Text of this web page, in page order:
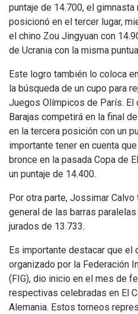
puntaje de 14.700, el
posicionó en el tercer lugar,
el chino Zou Jingyuan con
de Ucrania con la misma
Este logro también lo coloca
la búsqueda de un cupo para
Juegos Olímpicos de París. El
Barajas competirá en la final
en la tercera posición con un
importante tener en cuenta
bronce en la pasada Copa de
un puntaje de 14.400.
Por otra parte, Jossimar
general de las barras
jurados de 13.733.
Es importante destacar que el
organizado por la Federación
(FIG), dio inicio en el mes de
respectivas celebradas en El
Alemania. Estos torneos